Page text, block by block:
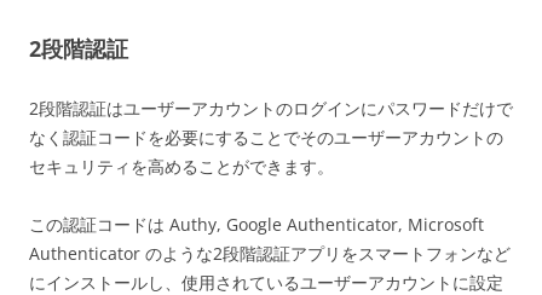
2段階認証
2段階認証はユーザーアカウントのログインにパスワードだけで
なく認証コードを必要にすることでそのユーザーアカウントの
セキュリティを高めることができます。
この認証コードは Authy, Google Authenticator, Microsoft
Authenticator のような2段階認証アプリをスマートフォンなど
にインストールし、使用されているユーザーアカウントに設定